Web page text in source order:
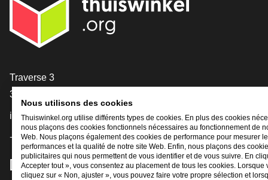
[_General:Contact]
Traverse 3
3905 NL Veenendaal
info@thuiswinkel.org
+31 (0)318 64 85 75
[_General:SocialMediaTitle]
Nous utilisons des cookies
Thuiswinkel.org utilise différents types de cookies. En plus des cookies
nous plaçons des cookies fonctionnels nécessaires au fonctionnement de
Web. Nous plaçons également des cookies de performance pour mesurer
performances et la qualité de notre site Web. Enfin, nous plaçons des
publicitaires qui nous permettent de vous identifier et de vous suivre. En
Accepter tout », vous consentez au placement de tous les cookies. Lorsque
cliquez sur « Non, ajuster », vous pouvez faire votre propre sélection et